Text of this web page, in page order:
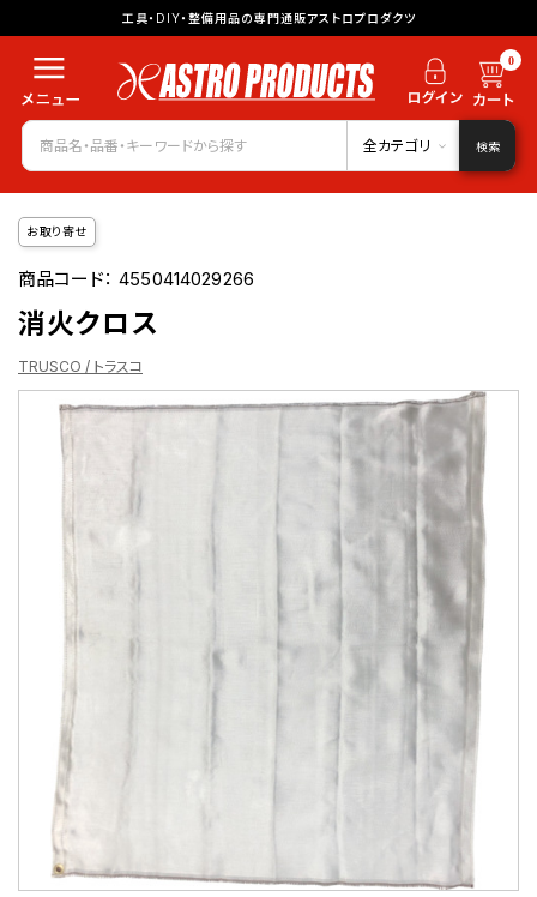
工具・DIY・整備用品の専門通販アストロプロダクツ
0
全カテゴリ 検索
お取り寄せ
商品コード：4550414029266
消火クロス
TRUSCO / トラスコ